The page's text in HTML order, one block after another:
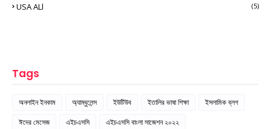
USA ALl (5)
Tags
অনলাইন ইনকাম অ্যাম্বুলেন্স ইউটিউব ইতালির ভাষা শিক্ষা
ইসলামিক ব্লগ
ঈদের মেসেজ
এইচএসসি
এইচএসসি বাংলা সাজেশন ২০২২